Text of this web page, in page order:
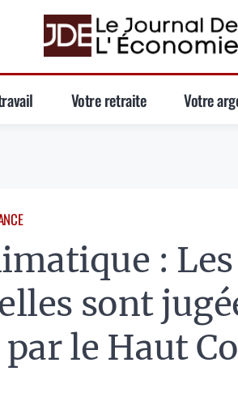
Votre retraite Votre
: Les
sont
le Haut